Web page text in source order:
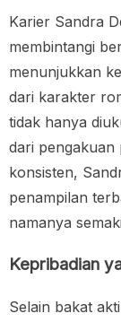
Karier Sandra
membintangi
menunjukkan
dari karakter
tidak hanya
dari pengakuan
konsisten,
penampilan
namanya
Kepribadian
Selain bakat